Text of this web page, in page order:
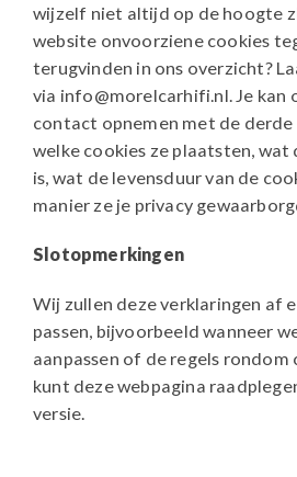
wijzelf niet altijd op de hoogte
website onvoorziene cookies
terugvinden in ons overzicht?
via info@morelcarhifi.nl. Je kan
contact opnemen met de
welke cookies ze plaatsten,
is, wat de levensduur van de
manier ze je privacy
Slotopmerkingen
Wij zullen deze verklaringen af
passen, bijvoorbeeld wanneer
aanpassen of de regels rondom
kunt deze webpagina
versie.